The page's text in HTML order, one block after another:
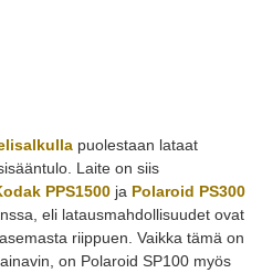
puolestaan lataat
Laite on siis
PPS1500 ja Polaroid PS300
eli latausmahdollisuudet ovat
riippuen. Vaikka tämä on
on Polaroid SP100 myös